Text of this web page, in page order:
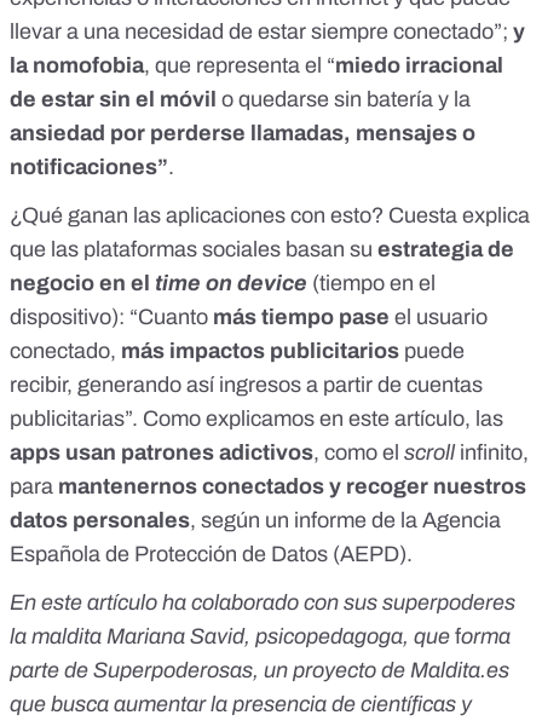
llevar a una necesidad de estar siempre conectado”; y
la nomofobia, que representa el “miedo irracional
de estar sin el móvil o quedarse sin batería y la
ansiedad por perderse llamadas, mensajes o
notificaciones”.
¿Qué ganan las aplicaciones con esto? Cuesta explica
que las plataformas sociales basan su estrategia de
negocio en el time on device (tiempo en el
dispositivo): “Cuanto más tiempo pase el usuario
conectado, más impactos publicitarios puede
recibir, generando así ingresos a partir de cuentas
publicitarias”. Como explicamos en este artículo, las
apps usan patrones adictivos, como el scrollinfinito,
para mantenernos conectados y recoger nuestros
datos personales, según un informe de la Agencia
Española de Protección de Datos (AEPD).
En este artículo ha colaborado con sus superpoderes
la maldita Mariana Savid, psicopedagoga, que forma
parte de Superpoderosas, un proyecto de Maldita.es
que busca aumentar la presencia de científicas y